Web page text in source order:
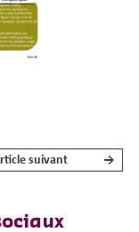
suivant →